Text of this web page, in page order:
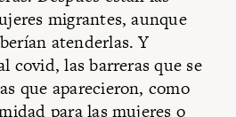
migrantes, aunque
atenderlas. Y
covid, las barreras que se
que aparecieron, como
para las mujeres o